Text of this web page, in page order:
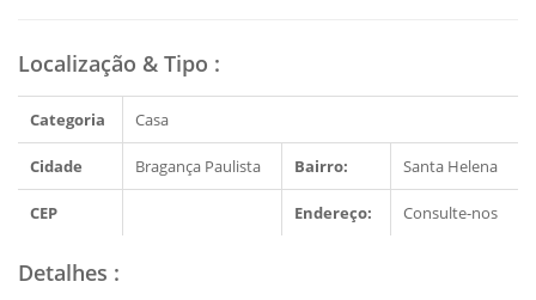
Localização & Tipo :
Categoria Casa
Cidade Bragança Paulista Bairro: Santa Helena
CEP Endereço: Consulte-nos
Detalhes :